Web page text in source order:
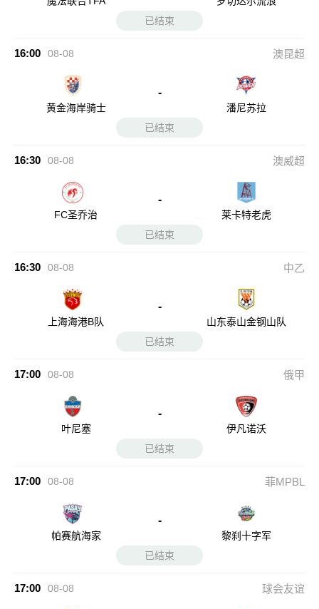
已结束
16:00 08-08 澳昆超
黄金海岸骑士
-
潘尼苏拉
已结束
16:30 08-08 澳威超
FC圣乔治
-
莱卡特老虎
已结束
16:30 08-08 中乙
上海海港B队
-
山东泰山金钢山队
已结束
17:00 08-08 俄甲
叶尼塞
-
伊凡诺沃
已结束
17:00 08-08 菲MPBL
帕赛航海家
-
黎刹十字军
已结束
17:00 08-08 球会友谊